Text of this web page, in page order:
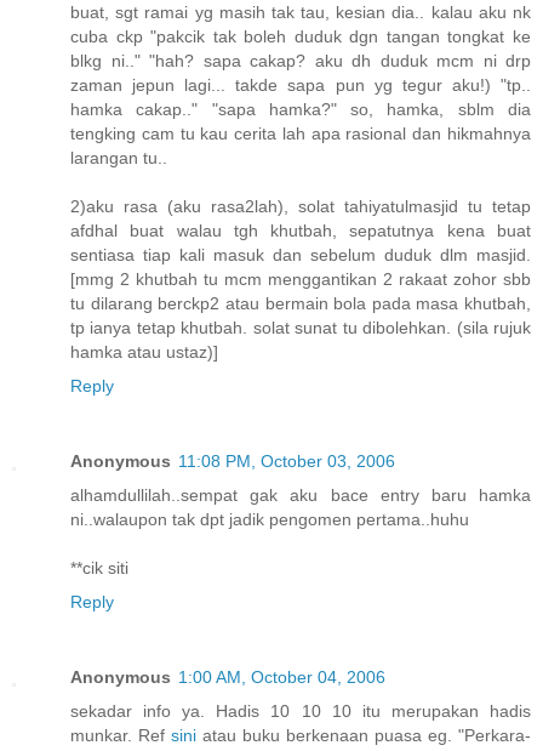
buat, sgt ramai yg masih tak tau, kesian dia.. kalau aku nk
cuba ckp "pakcik tak boleh duduk dgn tangan tongkat ke
blkg ni.." "hah? sapa cakap? aku dh duduk mcm ni drp
zaman jepun lagi... takde sapa pun yg tegur aku!) "tp..
hamka cakap.." "sapa hamka?" so, hamka, sblm dia
tengking cam tu kau cerita lah apa rasional dan hikmahnya
larangan tu..
2)aku rasa (aku rasa2lah), solat tahiyatulmasjid tu tetap
afdhal buat walau tgh khutbah, sepatutnya kena buat
sentiasa tiap kali masuk dan sebelum duduk dlm masjid.
[mmg 2 khutbah tu mcm menggantikan 2 rakaat zohor sbb
tu dilarang berckp2 atau bermain bola pada masa khutbah,
tp ianya tetap khutbah. solat sunat tu dibolehkan. (sila rujuk
hamka atau ustaz)]
Reply
Anonymous 11:08 PM, October 03, 2006
alhamdullilah..sempat gak aku bace entry baru hamka
ni..walaupon tak dpt jadik pengomen pertama..huhu
**cik siti
Reply
Anonymous 1:00 AM, October 04, 2006
sekadar info ya. Hadis 10 10 10 itu merupakan hadis
munkar. Ref sini atau buku berkenaan puasa eg. "Perkara-